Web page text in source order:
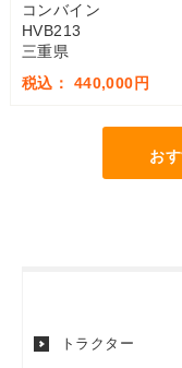
コンバイン
HVB213
三重県
税込： 440,000円
お
トラクター